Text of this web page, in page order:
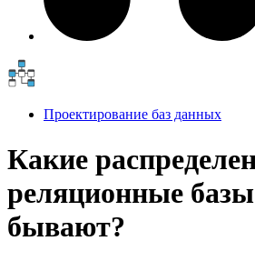
Проектирование баз данных
Какие
реляционные
бывают?